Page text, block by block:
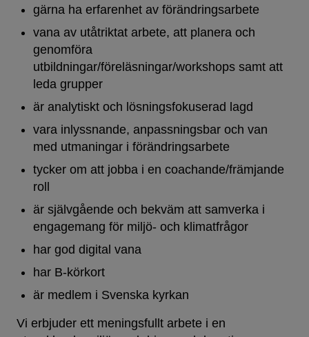
gärna ha erfarenhet av förändringsarbete
vana av utåtriktat arbete, att planera och
genomföra
utbildningar/föreläsningar/workshops samt att
leda grupper
är analytiskt och lösningsfokuserad lagd
vara inlyssnande, anpassningsbar och van
med utmaningar i förändringsarbete
tycker om att jobba i en coachande/främjande
roll
är självgående och bekväm att samverka i
engagemang för miljö- och klimatfrågor
har god digital vana
har B-körkort
är medlem i Svenska kyrkan
Vi erbjuder ett meningsfullt arbete i en